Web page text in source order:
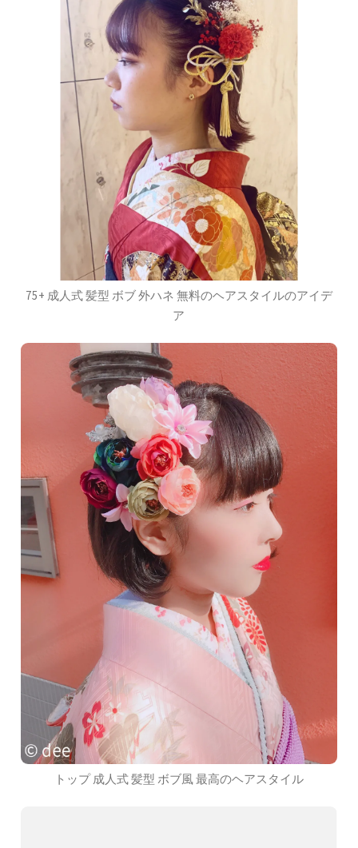
75+ 成人式 髪型 ボブ 外ハネ 無料のヘアスタイルのアイデ
ア
トップ 成人式 髪型 ボブ風 最高のヘアスタイル